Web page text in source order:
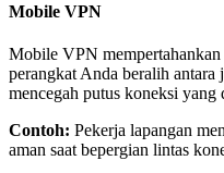
Mobile VPN
Mobile VPN
perangkat Anda beralih
mencegah putus koneksi yang
Contoh: Pekerja lapangan
aman saat bepergian lintas